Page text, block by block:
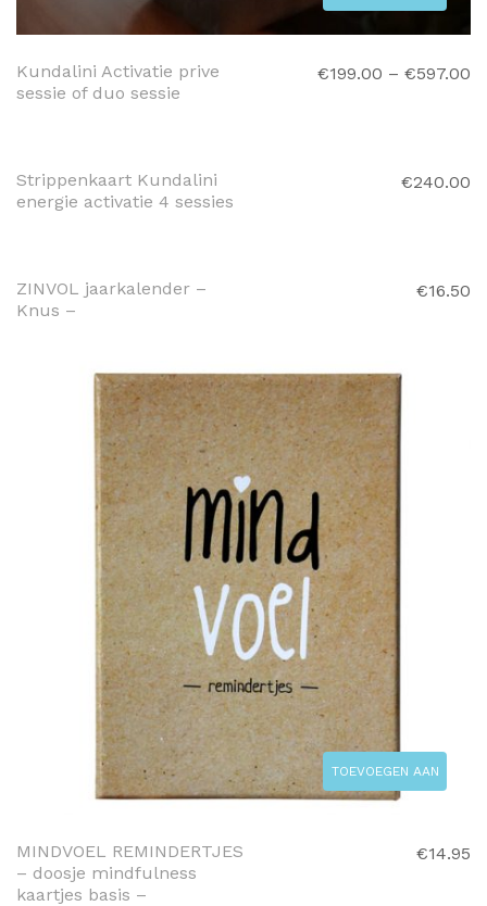
Kundalini Activatie prive
sessie of duo sessie
€199.00 – €597.00
Strippenkaart Kundalini
energie activatie 4 sessies
€240.00
ZINVOL jaarkalender –
Knus –
€16.50
TOEVOEGEN AAN
MINDVOEL REMINDERTJES
– doosje mindfulness
kaartjes basis –
€14.95